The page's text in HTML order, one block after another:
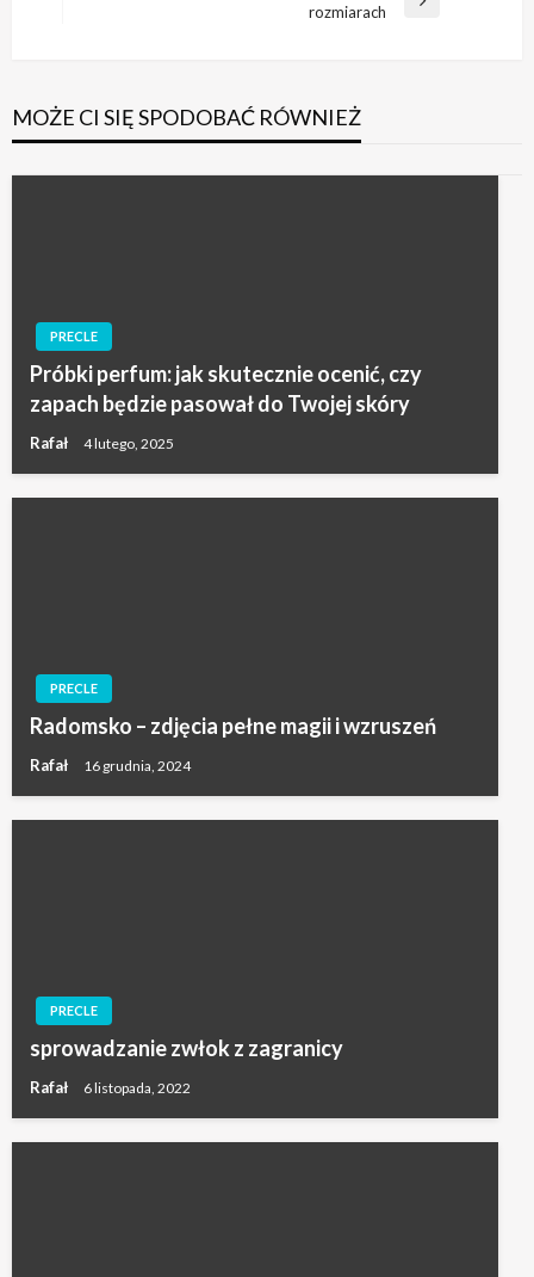
rozmiarach
MOŻE CI SIĘ SPODOBAĆ RÓWNIEŻ
PRECLE
Próbki perfum: jak skutecznie ocenić, czy
zapach będzie pasował do Twojej skóry
Rafał 4 lutego, 2025
PRECLE
Radomsko – zdjęcia pełne magii i wzruszeń
Rafał 16 grudnia, 2024
PRECLE
sprowadzanie zwłok z zagranicy
Rafał 6 listopada, 2022